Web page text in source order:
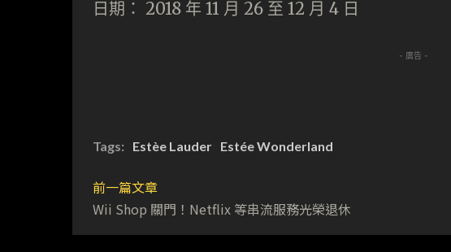
日期： 2018 年 11 月 26 至 12 月 4 日
- 廣告 -
Tags: Estèe Lauder Estée Wonderland
前一篇文章
Wii Shop 關門！Netflix 等串流服務光榮退休